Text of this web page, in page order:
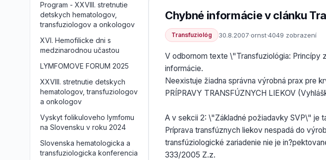
Chybné informácie v clánku
Transfuziológ 30.8.2007·ornst·4049 zobrazení
V odbornom texte \"Transfuziológia: Princípy
informácie.
Neexistuje žiadna správna výrobná prax pre
PRÍPRAVY TRANSFÚZNYCH LIEKOV
A v sekcii 2: \"Základné požiadavky SVP\" je
Príprava transfúznych liekov nespadá do
transfúziologické zariadenie nie je
333/2005 Z.z.
Program - XXVIII. stretnutie
detskych hematologov,
transfuziologov a onkologov
XVI. Hemofilicke dni s
medzinarodnou učastou
LYMFOMOVE FORUM 2025
XXVIII. stretnutie detskych
hematologov, transfuziologov
a onkologov
Vyskyt folikuloveho lymfomu
na Slovensku v roku 2024
Slovenska hematologicka a
transfuziologicka konferencia